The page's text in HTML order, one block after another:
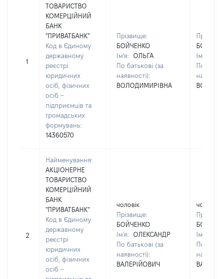
1
ТОВАРИСТВО
КОМЕРЦІЙНИЙ
БАНК
"ПРИВАТБАНК"
Код в Єдиному
державному
реєстрі
юридичних
осіб, фізичних
осіб –
підприємців та
громадських
формувань:
14360570
Прізвище:
БОЙЧЕНКО
Ім'я:
ОЛЬГА
По батькові (за
наявності):
ВОЛОДИМИРІВНА
Ім'я:
По
2
Найменування:
АКЦІОНЕРНЕ
ТОВАРИСТВО
КОМЕРЦІЙНИЙ
БАНК
"ПРИВАТБАНК"
Код в Єдиному
державному
реєстрі
юридичних
осіб, фізичних
осіб –
чоловік
Прізвище:
БОЙЧЕНКО
Ім'я:
ОЛЕКСАНДР
По батькові (за
наявності):
ВАЛЕРІЙОВИЧ
чоловік
Ім'я:
По